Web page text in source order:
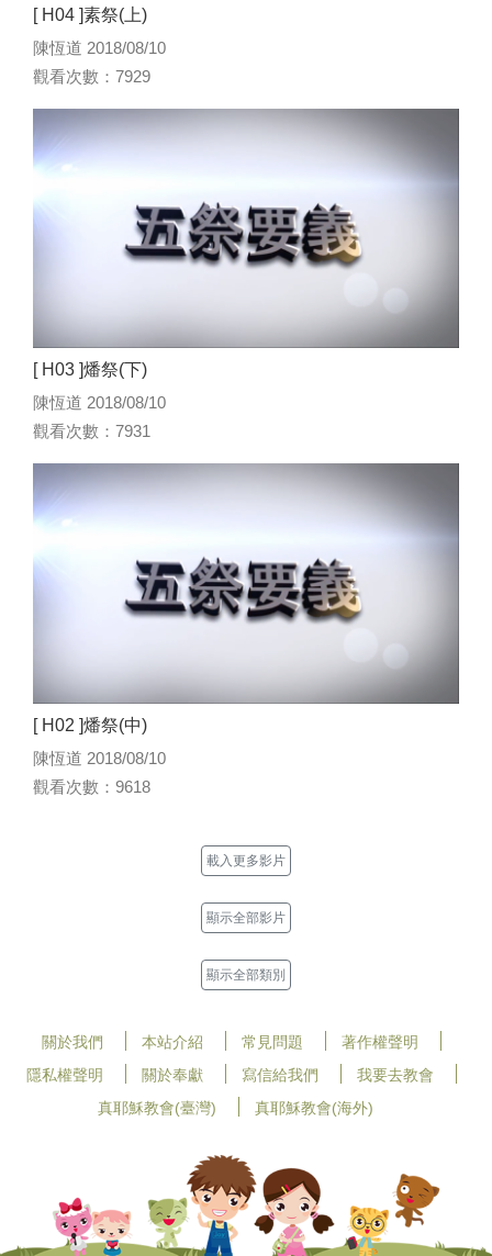
[ H04 ]素祭(上)
陳恆道 2018/08/10
觀看次數：7929
[ H03 ]燔祭(下)
陳恆道 2018/08/10
觀看次數：7931
[ H02 ]燔祭(中)
陳恆道 2018/08/10
觀看次數：9618
載入更多影片
顯示全部影片
顯示全部類別
關於我們 本站介紹 常見問題
著作權聲明
隱私權聲明
關於奉獻 寫信給我們
我要去教會
真耶穌教會(臺灣)
真耶穌教會(海外)